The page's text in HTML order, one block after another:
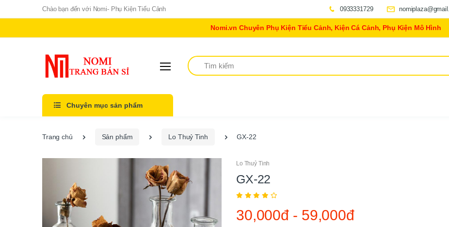
Chào bạn đến với Nomi- Phụ Kiện Tiểu Cảnh 0933331729
Nomi.vn Chuyên Phụ Kiện Tiểu Cảnh, Kiện Cá Cảnh, Phụ Kiện Mô Hình
Tìm kiếm
Chuyên mục sản phẩm
Trang chủ Sản phẩm Lo Thuỷ Tinh GX-22
Lo Thuỷ Tinh
GX-22
30,000đ - 59,000đ